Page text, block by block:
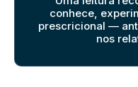
conhece,
prescricional —
nos